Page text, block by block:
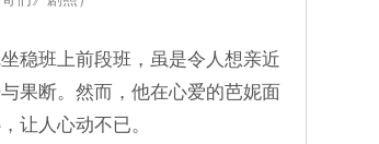
稳班上前段班，虽是令人想亲近
果断。然而，他在心爱的芭妮面
让人心动不已。